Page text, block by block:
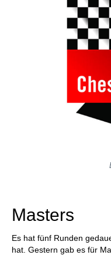
Masters
Es hat fünf Runden
hat. Gestern gab es für